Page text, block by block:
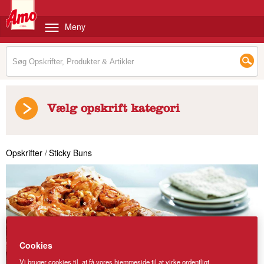
Meny
Vælg opskrift kategori
Opskrifter /Sticky Buns
Cookies
Vi bruger cookies til, at få vores hjemmeside til at virke ordentligt,